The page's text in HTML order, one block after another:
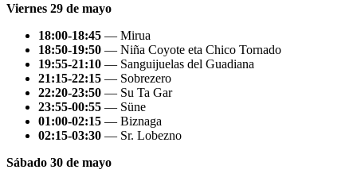
Viernes 29 de mayo
18:00-18:45 — Mirua
18:50-19:50 — Niña Coyote eta Chico Tornado
19:55-21:10 — Sanguijuelas del Guadiana
21:15-22:15 — Sobrezero
22:20-23:50 — Su Ta Gar
23:55-00:55 — Süne
01:00-02:15 — Biznaga
02:15-03:30 — Sr. Lobezno
Sábado 30 de mayo